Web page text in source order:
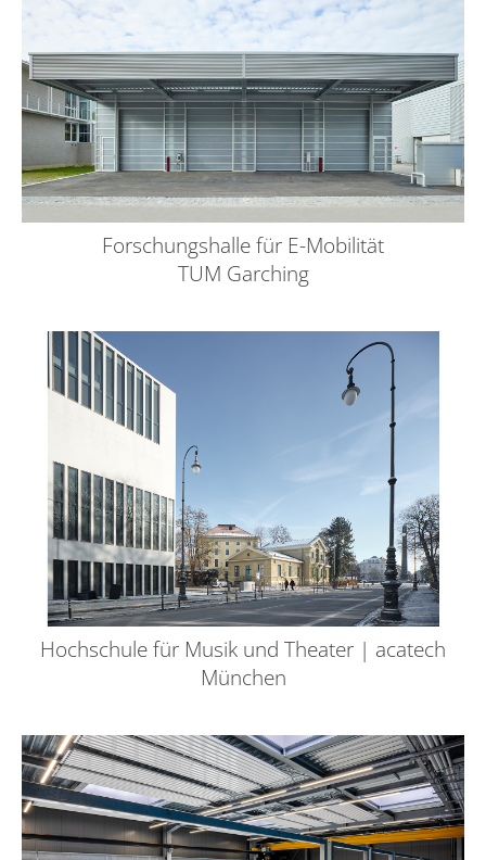
Forschungshalle für E-Mobilität
TUM Garching
Hochschule für Musik und Theater | acatech
München